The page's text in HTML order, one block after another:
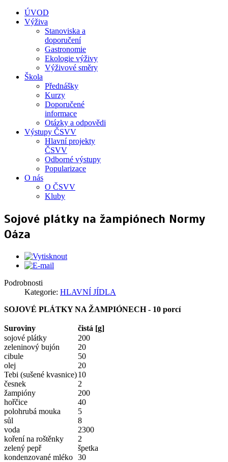
ÚVOD
Výživa
Stanoviska a
doporučení
Gastronomie
Ekologie výživy
Výživové směry
Škola
Přednášky
Kurzy
Doporučené
informace
Otázky a odpovědi
Výstupy ČSVV
Hlavní projekty
ČSVV
Odborné výstupy
Popularizace
O nás
O ČSVV
Kluby
Sojové plátky na žampiónech Normy
Oáza
Podrobnosti
Kategorie: HLAVNÍ JÍDLA
SOJOVÉ PLÁTKY NA ŽAMPIÓNECH - 10 porcí
Suroviny
čistá [g]
sojové plátky
200
zeleninový bujón
20
cibule
50
olej
20
Tebi (sušené kvasnice)10
česnek
2
žampióny
200
hořčice
40
polohrubá mouka
5
sůl
8
voda
2300
koření na roštěnky
2
zelený pepř
špetka
kondenzované mléko 30